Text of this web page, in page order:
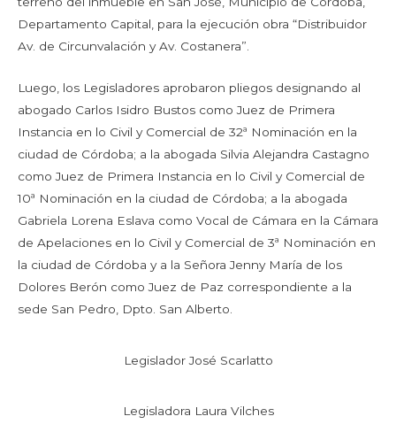
Departamento Capital, para la ejecución obra “Distribuidor
Av. de Circunvalación y Av. Costanera”.
Luego, los Legisladores aprobaron pliegos designando al
abogado Carlos Isidro Bustos como Juez de Primera
Instancia en lo Civil y Comercial de 32ª Nominación en la
ciudad de Córdoba; a la abogada Silvia Alejandra Castagno
como Juez de Primera Instancia en lo Civil y Comercial de
10ª Nominación en la ciudad de Córdoba; a la abogada
Gabriela Lorena Eslava como Vocal de Cámara en la Cámara
de Apelaciones en lo Civil y Comercial de 3ª Nominación en
la ciudad de Córdoba y a la Señora Jenny María de los
Dolores Berón como Juez de Paz correspondiente a la
sede San Pedro, Dpto. San Alberto.
Legislador José Scarlatto
Legisladora Laura Vilches